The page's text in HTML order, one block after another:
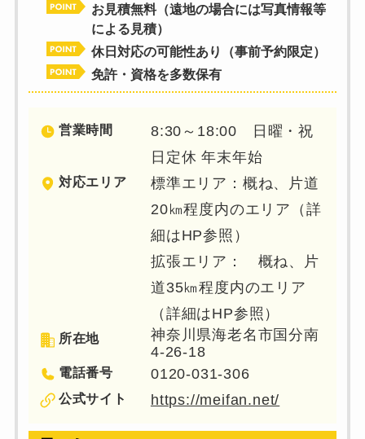
お見積無料（遠地の場合には写真情報等
による見積）
休日対応の可能性あり（事前予約限定）
免許・資格を多数保有
営業時間
8:30～18:00 日曜・祝
日定休 年末年始
対応エリア
標準エリア：概ね、片道
20㎞程度内のエリア（詳
細はHP参照）
拡張エリア： 概ね、片
道35㎞程度内のエリア
（詳細はHP参照）
所在地
神奈川県海老名市国分南
4-26-18
電話番号 0120-031-306
公式サイト https://meifan.net/